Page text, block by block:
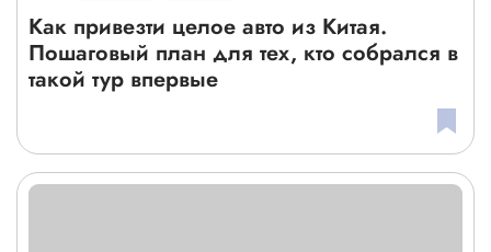
Как привезти целое авто из Китая.
Пошаговый план для тех, кто собрался в
такой тур впервые